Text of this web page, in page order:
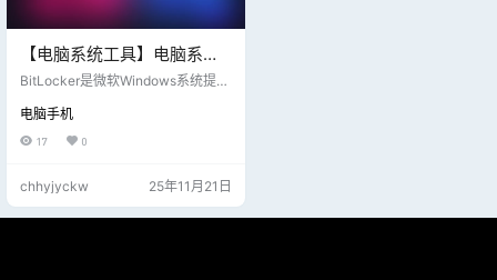
【电脑系统工具】电脑系统
硬盘超级工具之Bitlocker 天
BitLocker是微软Windows系统提供
保护存储在硬盘上的数据，防止在
设备丢失、被盗或不当退役时发生
任何人都无法读取其中的数据。 本
期分享这款Bitlocker 天意解密工具
3.0基本完善，需要的机友们可以下
电脑手机
17 0
chhyjyckw 25年11月21日